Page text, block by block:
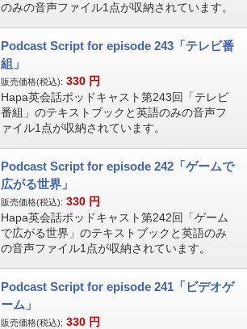
のみの音声ファイル1点が収納されています。
Podcast Script for episode 243「テレビ番
組」
販売価格(税込): 330 円
Hapa英会話ポッドキャスト第243回「テレビ
番組」のテキストブックと英語のみの音声フ
ァイル1点が収納されています。
Podcast Script for episode 242「ゲームで
広がる世界」
販売価格(税込): 330 円
Hapa英会話ポッドキャスト第242回「ゲーム
で広がる世界」のテキストブックと英語のみ
の音声ファイル1点が収納されています。
Podcast Script for episode 241「ビデオゲ
ーム」
販売価格(税込): 330 円